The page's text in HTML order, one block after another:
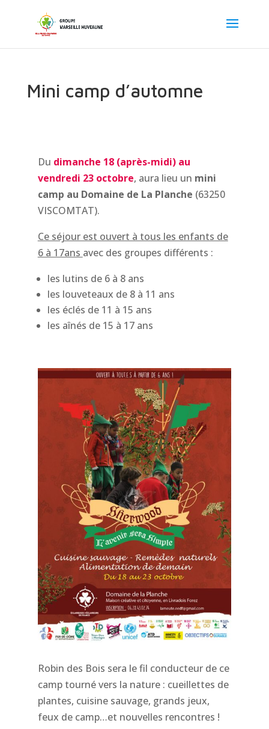
Mini camp d’automne
Du dimanche 18 (après-midi) au
vendredi 23 octobre, aura lieu un mini
camp au Domaine de La Planche (63250
VISCOMTAT).
Ce séjour est ouvert à tous les enfants de
6 à 17ans avec des groupes différents :
les lutins de 6 à 8 ans
les louveteaux de 8 à 11 ans
les éclés de 11 à 15 ans
les aînés de 15 à 17 ans
Robin des Bois sera le fil conducteur de ce
camp tourné vers la nature : cueillettes de
plantes, cuisine sauvage, grands jeux,
feux de camp…et nouvelles rencontres !